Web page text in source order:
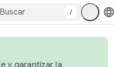
/
y garantizar la